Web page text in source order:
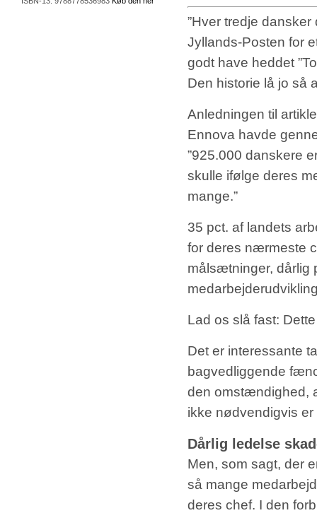
”Hver tredje
Jyllands-Posten for
godt have heddet
Den historie lå jo så
Anledningen til
Ennova havde
”925.000 danskere
skulle ifølge deres
mange.”
35 pct. af landets
for deres nærmeste
målsætninger, dårlig
Lad os slå fast:
Det er interessante
bagvedliggende
den omstændighed,
ikke nødvendigvis
Dårlig ledelse
Men, som sagt, der
så mange
deres chef. I den